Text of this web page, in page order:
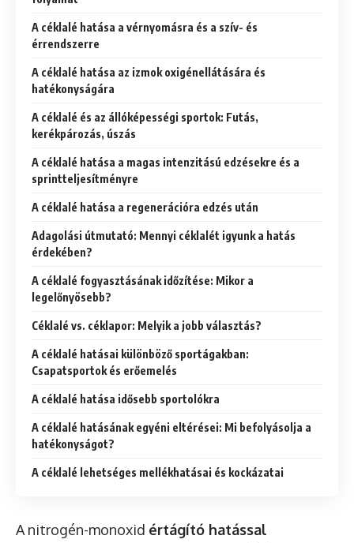
A céklalé hatása a vérnyomásra és a szív- és
érrendszerre
A céklalé hatása az izmok oxigénellátására és
hatékonyságára
A céklalé és az állóképességi sportok: Futás,
kerékpározás, úszás
A céklalé hatása a magas intenzitású edzésekre és a
sprintteljesítményre
A céklalé hatása a regenerációra edzés után
Adagolási útmutató: Mennyi céklalét igyunk a hatás
érdekében?
A céklalé fogyasztásának időzítése: Mikor a
legelőnyösebb?
Céklalé vs. céklapor: Melyik a jobb választás?
A céklalé hatásai különböző sportágakban:
Csapatsportok és erőemelés
A céklalé hatása idősebb sportolókra
A céklalé hatásának egyéni eltérései: Mi befolyásolja a
hatékonyságot?
A céklalé lehetséges mellékhatásai és kockázatai
A nitrogén-monoxid értágító hatással